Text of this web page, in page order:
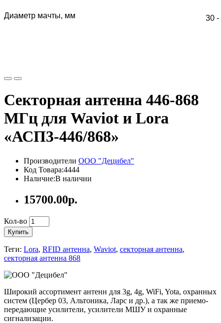
Диаметр мачты, мм 30 -
Секторная антенна 446-868
МГц для Waviot и Lora
«АСП3-446/868»
Производители ООО "Децибел"
Код Товара:4444
Наличие:В наличии
15700.00р.
Кол-во
Купить
Теги: Lora, RFID антенна, Waviot, секторная антенна,
секторная антенна 868
Широкий ассортимент антенн для 3g, 4g, WiFi, Yota, охранных
систем (Цербер 03, Альтоника, Ларс и др.), а так же приемо-
передающие усилители, усилители МШУ и охранные
сигнализации.